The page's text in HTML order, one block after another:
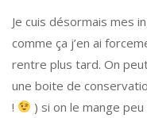
Je cuis désormais mes
comme ça j’en ai
rentre plus tard. On
une boite de
!
) si on le mange